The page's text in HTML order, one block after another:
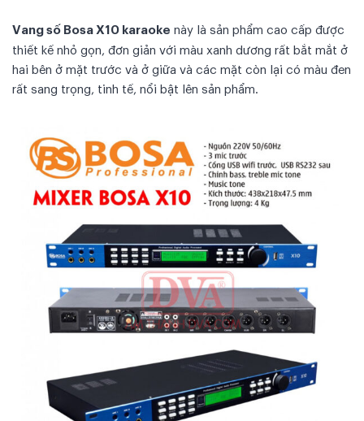
Vang số Bosa X10 karaoke này là sản phẩm cao cấp được
thiết kế nhỏ gọn, đơn giản với màu xanh dương rất bắt mắt ở
hai bên ở mặt trước và ở giữa và các mặt còn lại có màu đen
rất sang trọng, tinh tế, nổi bật lên sản phẩm.